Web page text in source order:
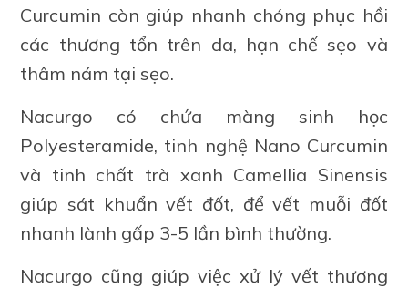
Curcumin còn giúp nhanh chóng phục hồi
các thương tổn trên da, hạn chế sẹo và
thâm nám tại sẹo.
Nacurgo có chứa màng sinh học
Polyesteramide, tinh nghệ Nano Curcumin
và tinh chất trà xanh Camellia Sinensis
giúp sát khuẩn vết đốt, để vết muỗi đốt
nhanh lành gấp 3-5 lần bình thường.
Nacurgo cũng giúp việc xử lý vết thương